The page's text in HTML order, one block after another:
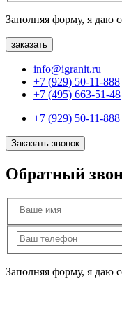
Заполняя форму, я даю
info@igranit.ru
+7 (929) 50-11-888
+7 (495) 663-51-48
+7 (929) 50-11-888
Заказать звонок
Обратный
Заполняя форму, я даю